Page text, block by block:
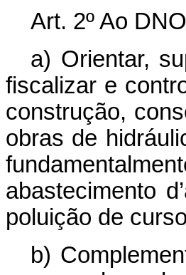
Art. 2º Ao
a) Orientar,
fiscalizar e
construção,
obras de
abastecimento
poluição de
b)